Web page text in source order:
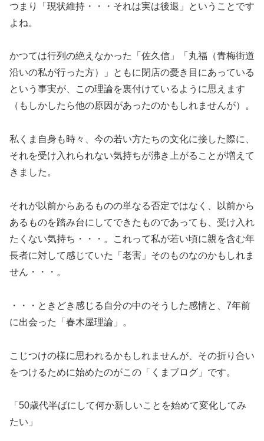
つまり「現状維持・・・それは実は後退」ということです
よね。
かつては行列の絶えなかった「佐久信」「丸福（青梅街道
沿いの私が行った方）」ともに閉店の憂き目にあっている
という事実が、この理論を裏付けているように思えます
（もしかしたら他の原因があったのかもしれませんが）。
私くま自身も時々、今の若い方たちの文化に接した際に、
それを受け入れられない気持ちが沸き上がることが増えて
きました。
それが以前からあるものの単なる否定ではなく、以前から
あるものを踏み台にしてできたものであっても、受け入れ
たくない気持ち・・・。これって私が若い頃に親を含む年
長者に対して感じていた「老害」そのものなのかもしれま
せん・・・。
・・・ときどき感じる自分の中のそうした感情と、7年前
に出会った「春木屋理論」。
こじつけの様に思われるかもしれませんが、その折り合い
をつけるために始めたのがこの「くまブログ」です。
「50歳代半ばにして何か新しいことを始めて変化してみ
たい」